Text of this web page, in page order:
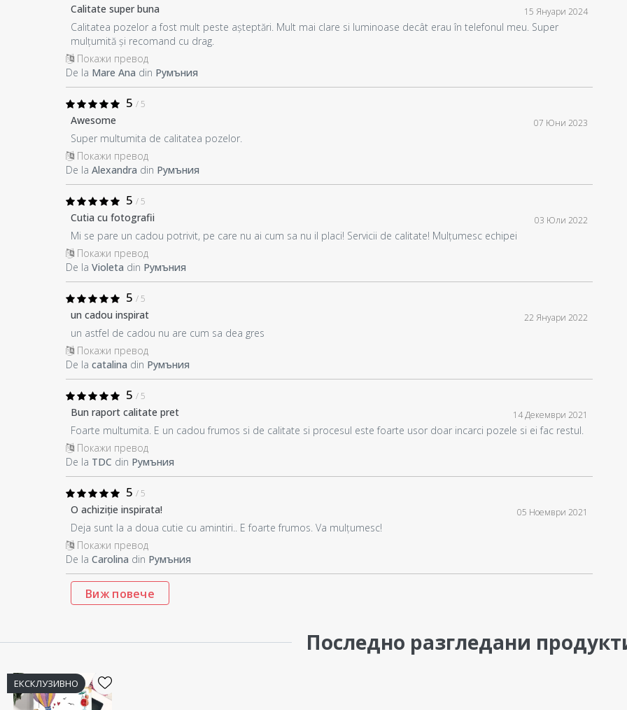
Calitate super buna 15 Януари 2024
Calitatea pozelor a fost mult peste așteptări. Mult mai clare si luminoase decât erau în telefonul meu. Super
mulțumită și recomand cu drag.
Покажи превод
De la Mare Ana din Румъния
5 / 5
Awesome 07 Юни 2023
Super multumita de calitatea pozelor.
Покажи превод
De la Alexandra din Румъния
5 / 5
Cutia cu fotografii 03 Юли 2022
Mi se pare un cadou potrivit, pe care nu ai cum sa nu il placi! Servicii de calitate! Mulțumesc echipei
Покажи превод
De la Violeta din Румъния
5 / 5
un cadou inspirat 22 Януари 2022
un astfel de cadou nu are cum sa dea gres
Покажи превод
De la catalina din Румъния
5 / 5
Bun raport calitate pret 14 Декември 2021
Foarte multumita. E un cadou frumos si de calitate si procesul este foarte usor doar incarci pozele si ei fac restul.
Покажи превод
De la TDC din Румъния
5 / 5
O achiziție inspirata! 05 Ноември 2021
Deja sunt la a doua cutie cu amintiri.. E foarte frumos. Va mulțumesc!
Покажи превод
De la Carolina din Румъния
Виж повече
Последно разгледани
ЕКСКЛУЗИВНО